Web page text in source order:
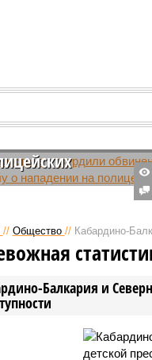
утвердили
по делу о
Дагестана
делу в отношении
Батала
Об этом
Генеральная
России.
// Общество // Кабардино-
Балкария и